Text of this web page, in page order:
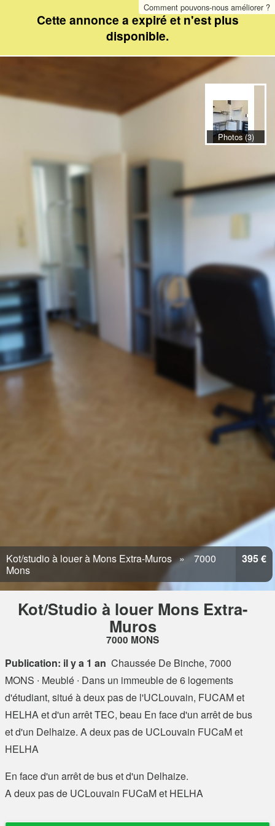
Comment pouvons-nous améliorer ?
Cette annonce a expiré et n'est plus
disponible.
Kot/studio à louer à Mons Extra-Muros
7000
Mons
395 €
Kot/Studio à louer Mons Extra-
Muros
7000 MONS
Publication: il y a 1 an Chaussée De Binche, 7000
MONS ∙ Meublé ∙ Dans un immeuble de 6 logements
d'étudiant, situé à deux pas de l'UCLouvain, FUCAM et
HELHA et d'un arrêt TEC, beau En face d'un arrêt de bus
et d'un Delhaize. A deux pas de UCLouvain FUCaM et
HELHA
En face d'un arrêt de bus et d'un Delhaize.
A deux pas de UCLouvain FUCaM et HELHA